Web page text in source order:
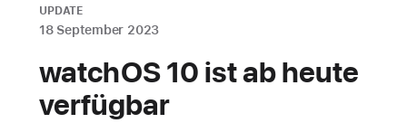
UPDATE
18 September 2023
watchOS 10 ist ab heute
verfügbar